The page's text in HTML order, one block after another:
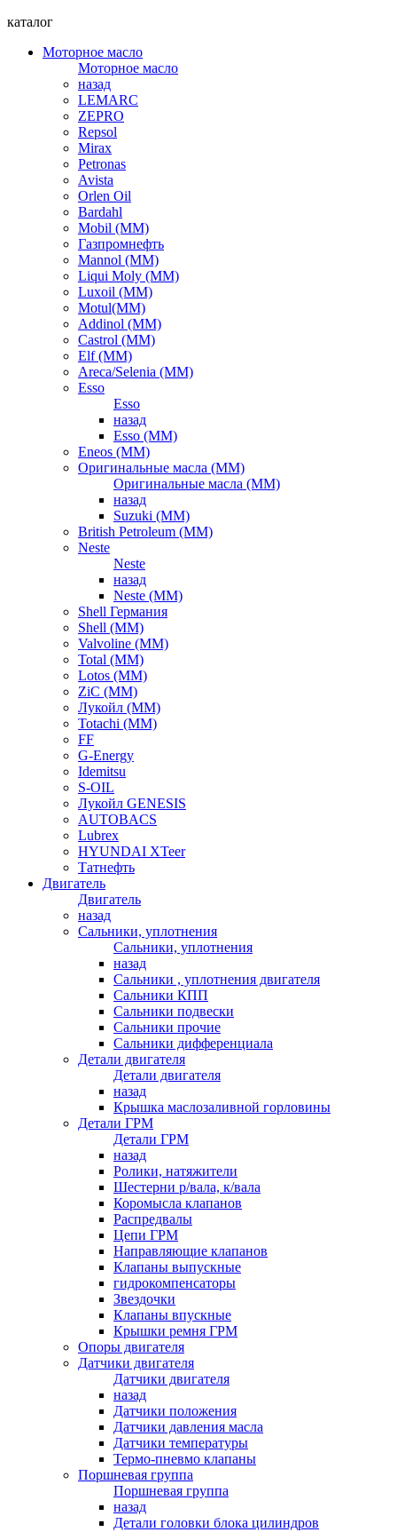
каталог
Моторное масло
Моторное масло
назад
LEMARC
ZEPRO
Repsol
Mirax
Petronas
Avista
Orlen Oil
Bardahl
Mobil (ММ)
Газпромнефть
Mannol (ММ)
Liqui Moly (ММ)
Luxoil (ММ)
Motul(ММ)
Addinol (ММ)
Castrol (ММ)
Elf (ММ)
Areca/Selenia (ММ)
Esso
Esso
назад
Esso (ММ)
Eneos (ММ)
Оригинальные масла (ММ)
Оригинальные масла (ММ)
назад
Suzuki (ММ)
British Petroleum (ММ)
Neste
Neste
назад
Neste (ММ)
Shell Германия
Shell (ММ)
Valvoline (ММ)
Total (ММ)
Lotos (ММ)
ZiC (ММ)
Лукойл (ММ)
Totachi (MM)
FF
G-Energy
Idemitsu
S-OIL
Лукойл GENESIS
AUTOBACS
Lubrex
HYUNDAI XTeer
Татнефть
Двигатель
Двигатель
назад
Сальники, уплотнения
Сальники, уплотнения
назад
Сальники , уплотнения двигателя
Сальники КПП
Сальники подвески
Сальники прочие
Сальники дифференциала
Детали двигателя
Детали двигателя
назад
Крышка маслозаливной горловины
Детали ГРМ
Детали ГРМ
назад
Ролики, натяжители
Шестерни р/вала, к/вала
Коромысла клапанов
Распредвалы
Цепи ГРМ
Направляющие клапанов
Клапаны выпускные
гидрокомпенсаторы
Звездочки
Клапаны впускные
Крышки ремня ГРМ
Опоры двигателя
Датчики двигателя
Датчики двигателя
назад
Датчики положения
Датчики давления масла
Датчики температуры
Термо-пневмо клапаны
Поршневая группа
Поршневая группа
назад
Детали головки блока цилиндров